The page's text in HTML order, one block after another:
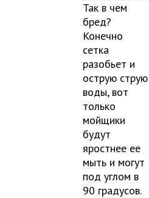
Так в чем
бред?
Конечно
сетка
разобьет и
острую струю
воды, вот
только
мойщики
будут
яростнее ее
мыть и могут
под углом в
90 градусов.